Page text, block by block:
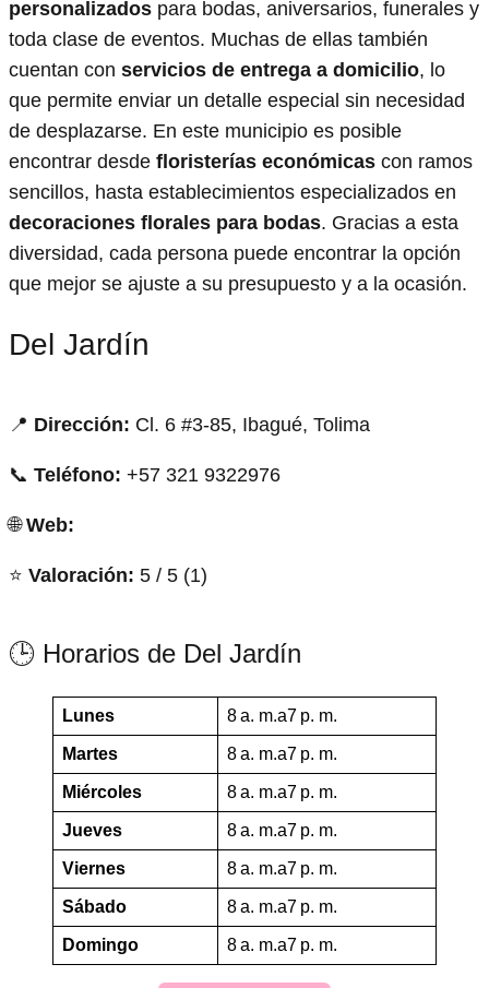
personalizados para bodas, aniversarios, funerales y
toda clase de eventos. Muchas de ellas también
cuentan con servicios de entrega a domicilio, lo
que permite enviar un detalle especial sin necesidad
de desplazarse. En este municipio es posible
encontrar desde floristerías económicas con ramos
sencillos, hasta establecimientos especializados en
decoraciones florales para bodas. Gracias a esta
diversidad, cada persona puede encontrar la opción
que mejor se ajuste a su presupuesto y a la ocasión.
Del Jardín
📍 Dirección: Cl. 6 #3-85, Ibagué, Tolima
📞 Teléfono: +57 321 9322976
🌐Web:
⭐ Valoración: 5 / 5 (1)
🕒 Horarios de Del Jardín
Lunes 8 a. m.a7 p. m.
Martes 8 a. m.a7 p. m.
Miércoles 8 a. m.a7 p. m.
Jueves 8 a. m.a7 p. m.
Viernes 8 a. m.a7 p. m.
Sábado 8 a. m.a7 p. m.
Domingo 8 a. m.a7 p. m.